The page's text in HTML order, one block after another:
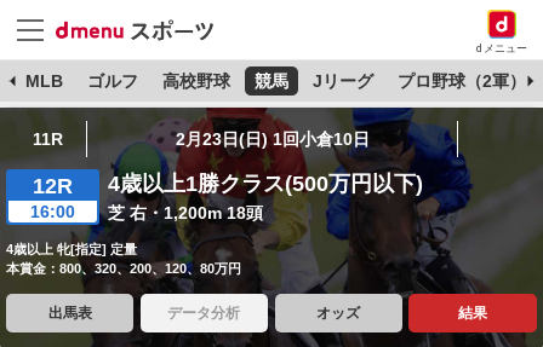
dメニュー
MLB ゴルフ 高校野球 競馬 Jリーグ プロ野球（2軍）
11R 2月23日(日) 1回小倉10日
12R
16:00
4歳以上1勝クラス(500万円以下)
芝 右・1,200m 18頭
4歳以上 牝[指定] 定量
本賞金：800、320、200、120、80万円
出馬表 データ分析 オッズ 結果